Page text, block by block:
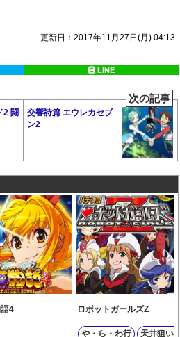
更新日：2017年11月27日(月) 04:13
LINE
2 闘
次の記事
交響詩篇 エウレカセブ
ン2
4 ロボットガールズZ
や・ら・わ行 天井狙い